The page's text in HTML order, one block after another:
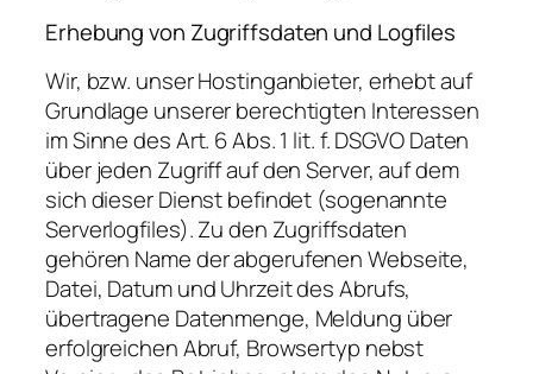
Erhebung von Zugriffsdaten und Logfiles
Wir, bzw. unser Hostinganbieter, erhebt auf
Grundlage unserer berechtigten Interessen
im Sinne des Art. 6 Abs. 1 lit. f. DSGVO Daten
über jeden Zugriff auf den Server, auf dem
sich dieser Dienst befindet (sogenannte
Serverlogfiles). Zu den Zugriffsdaten
gehören Name der abgerufenen Webseite,
Datei, Datum und Uhrzeit des Abrufs,
übertragene Datenmenge, Meldung über
erfolgreichen Abruf, Browsertyp nebst